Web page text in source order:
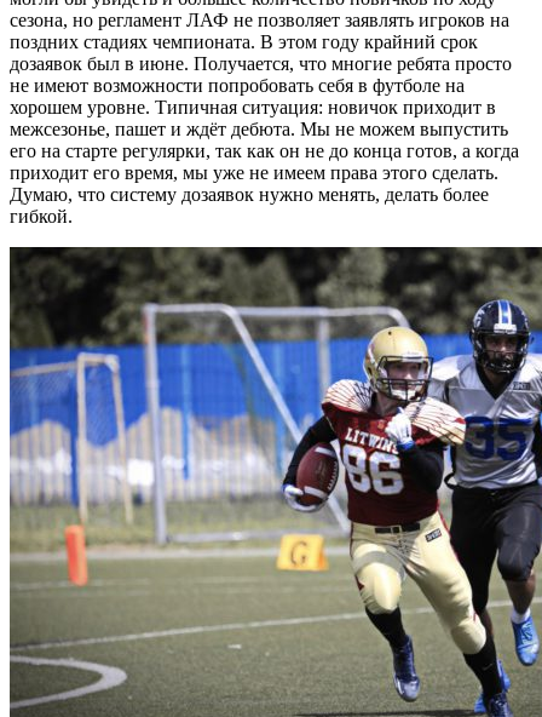
сезона, но регламент ЛАФ не позволяет заявлять игроков на
поздних стадиях чемпионата. В этом году крайний срок
дозаявок был в июне. Получается, что многие ребята просто
не имеют возможности попробовать себя в футболе на
хорошем уровне. Типичная ситуация: новичок приходит в
межсезонье, пашет и ждёт дебюта. Мы не можем выпустить
его на старте регулярки, так как он не до конца готов, а когда
приходит его время, мы уже не имеем права этого сделать.
Думаю, что систему дозаявок нужно менять, делать более
гибкой.